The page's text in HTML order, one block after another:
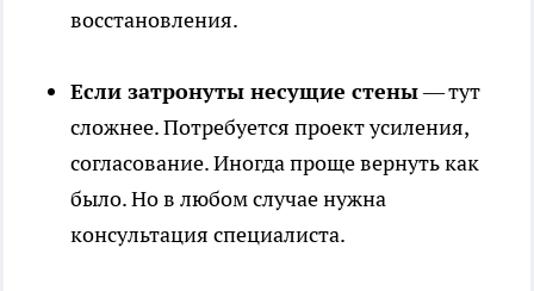
восстановления.
Если затронуты несущие стены— тут
сложнее. Потребуется проект усиления,
согласование. Иногда проще вернуть как
было. Но в любом случае нужна
консультация специалиста.